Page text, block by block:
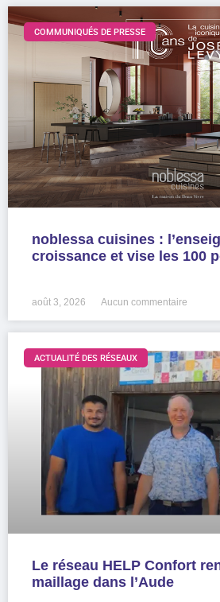
COMMUNIQUÉS DE PRESSE
noblessa cuisines :
croissance et vise les 100
août 3, 2026 Aucun commentaire
ACTUALITÉ DES RÉSEAUX
Le réseau HELP Confort
maillage dans l’Aude